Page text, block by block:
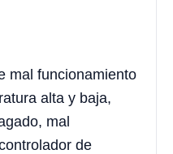
mal funcionamiento
alta y baja,
mal
de